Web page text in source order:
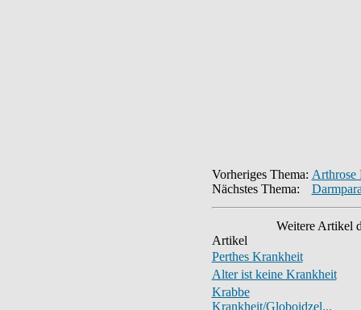
Vorheriges Thema: Arthrose
Nächstes Thema:
Weitere Artikel
Artikel
Perthes Krankheit
Alter ist keine Krankheit
Krabbe
Krankheit/Globoidzel...